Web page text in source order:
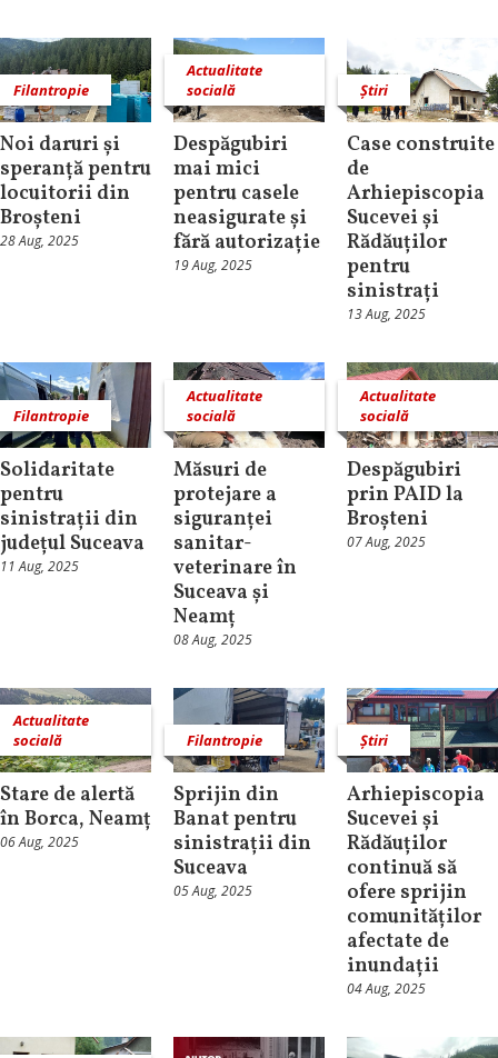
Filantropie
Noi daruri și
speranță pentru
locuitorii din
Broșteni
28 Aug, 2025
Actualitate
socială
Despăgubiri
mai mici
pentru casele
neasigurate și
fără autorizație
19 Aug, 2025
Știri
Case construite
de
Arhiepiscopia
Sucevei și
Rădăuților
pentru
sinistrați
13 Aug, 2025
Filantropie
Solidaritate
pentru
sinistrații din
județul Suceava
11 Aug, 2025
Actualitate
socială
Măsuri de
protejare a
siguranței
sanitar-
veterinare în
Suceava și
Neamț
08 Aug, 2025
Actualitate
socială
Despăgubiri
prin PAID la
Broșteni
07 Aug, 2025
Actualitate
socială
Stare de alertă
în Borca, Neamț
06 Aug, 2025
Filantropie
Sprijin din
Banat pentru
sinistrații din
Suceava
05 Aug, 2025
Știri
Arhiepiscopia
Sucevei și
Rădăuților
continuă să
ofere sprijin
comunităților
afectate de
inundații
04 Aug, 2025